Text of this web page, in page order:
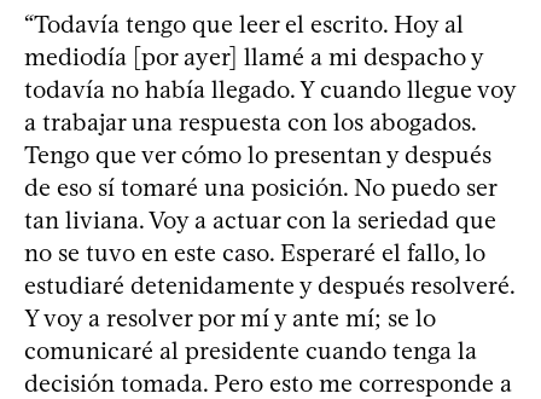
“Todavía tengo que leer el escrito. Hoy al
mediodía [por ayer] llamé a mi despacho y
todavía no había llegado. Y cuando llegue voy
a trabajar una respuesta con los abogados.
Tengo que ver cómo lo presentan y después
de eso sí tomaré una posición. No puedo ser
tan liviana. Voy a actuar con la seriedad que
no se tuvo en este caso. Esperaré el fallo, lo
estudiaré detenidamente y después resolveré.
Y voy a resolver por mí y ante mí; se lo
comunicaré al presidente cuando tenga la
decisión tomada. Pero esto me corresponde a